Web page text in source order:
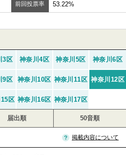
前回投票率 53.22%
3区 神奈川4区 神奈川5区 神奈川6区
9区 神奈川10区 神奈川11区 神奈川12区
区 神奈川16区 神奈川17区
届出順 50音順
掲載内容について